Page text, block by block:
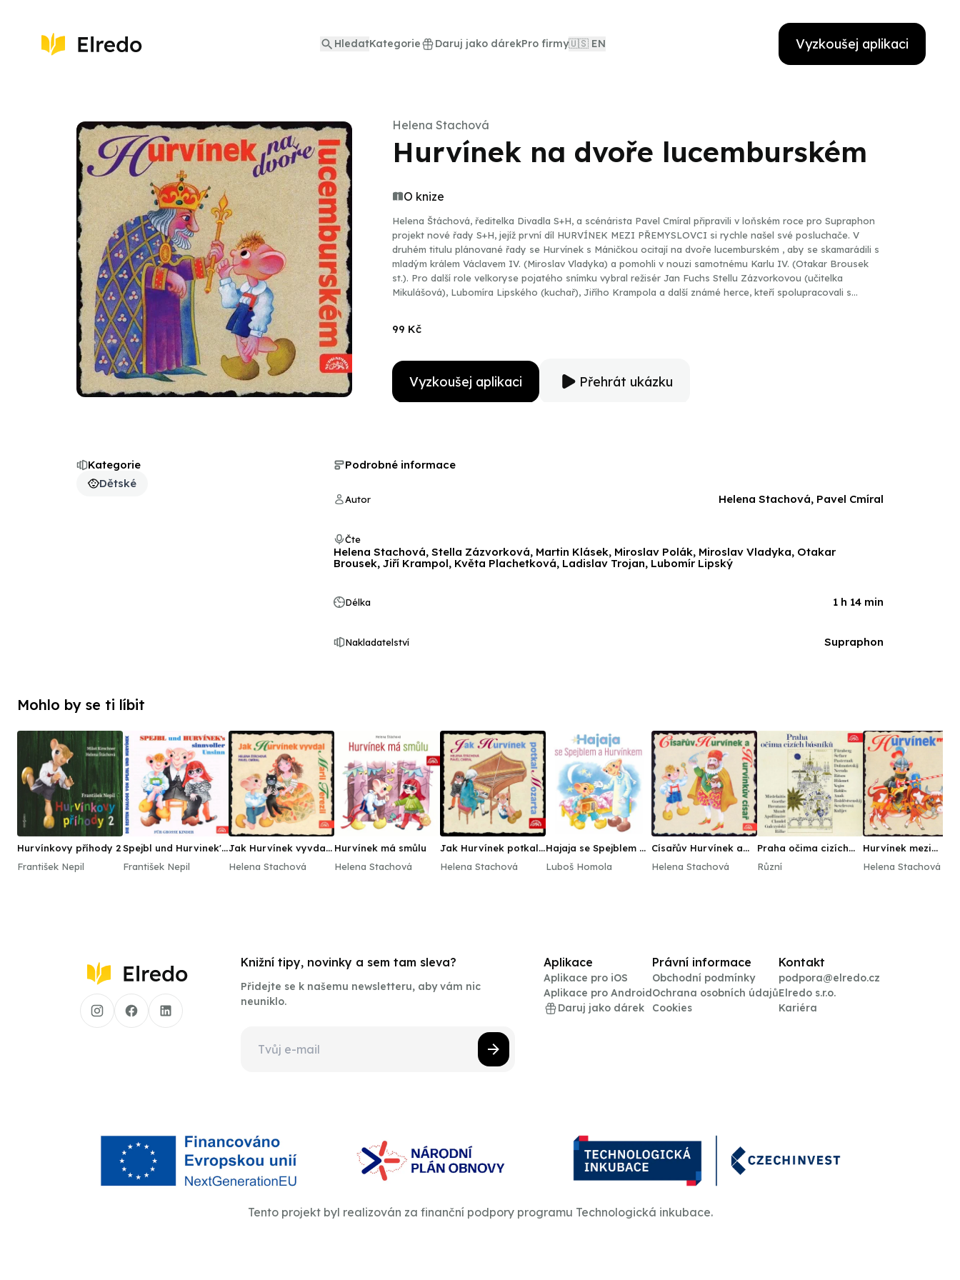
HledatKategorie Daruj jako dárekPro firmy🇺🇸 EN Vyzkoušej aplikaci
Helena Stachová
Hurvínek na dvoře lucemburském
O knize
Helena Štáchová, ředitelka Divadla S+H, a scénárista Pavel Cmíral připravili v loňském roce pro Supraphon
projekt nové řady S+H, jejíž první díl HURVÍNEK MEZI PŘEMYSLOVCI si rychle našel své posluchače. V
druhém titulu plánované řady se Hurvínek s Máničkou ocitají na dvoře lucemburském , aby se skamarádili s
mladým králem Václavem IV. (Miroslav Vladyka) a pomohli v nouzi samotnému Karlu IV. (Otakar Brousek
st.). Pro další role velkoryse pojatého snímku vybral režisér Jan Fuchs Stellu Zázvorkovou (učitelka
Mikulášová), Lubomíra Lipského (kuchař), Jiřího Krampola a další známé herce, kteří spolupracovali s
99 Kč
Vyzkoušej aplikaci Přehrát ukázku
Kategorie
Dětské
Podrobné informace
Autor Helena Stachová, Pavel Cmíral
Čte
Helena Stachová, Stella Zázvorková, Martin Klásek, Miroslav Polák, Miroslav Vladyka, Otakar
Brousek, Jiří Krampol, Květa Plachetková, Ladislav Trojan, Lubomír Lipský
Délka 1 h 14 min
Nakladatelství Supraphon
Mohlo by se ti líbit
Hurvínkovy příhody 2
František Nepil
Spejbl und Hurvinek's
besten Dialoge von
František Nepil
Jak Hurvínek vyvdal
Helena Stachová
Hurvínek má smůlu
Helena Stachová
Jak Hurvínek potkal
Helena Stachová
Hajaja se Spejblem a
Luboš Homola
Císařův Hurvínek a
Helena Stachová
Praha očima cizích
Různí
Hurvínek mezi
Helena Stachová
Knižní tipy, novinky a sem tam sleva?
Přidejte se k našemu newsletteru, aby vám nic
neuniklo.
Aplikace
Aplikace pro iOS
Aplikace pro Android
Daruj jako dárek
Právní informace
Obchodní podmínky
Ochrana osobních údajů
Cookies
Kontakt
podpora@elredo.cz
Elredo s.r.o.
Kariéra
Tento projekt byl realizován za finanční podpory programu Technologická inkubace.